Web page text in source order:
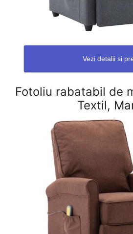
Vezi detalii si
Fotoliu rabatabil de
Textil,